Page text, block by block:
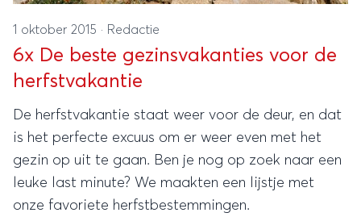
1 oktober 2015 · Redactie
6x De beste gezinsvakanties voor de
herfstvakantie
De herfstvakantie staat weer voor de deur, en dat
is het perfecte excuus om er weer even met het
gezin op uit te gaan. Ben je nog op zoek naar een
leuke last minute? We maakten een lijstje met
onze favoriete herfstbestemmingen.